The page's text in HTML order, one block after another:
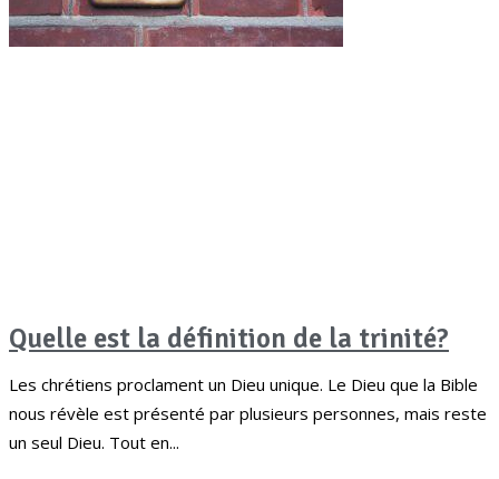
Quelle est la définition de la trinité?
Les chrétiens proclament un Dieu unique. Le Dieu que la Bible
nous révèle est présenté par plusieurs personnes, mais reste
un seul Dieu. Tout en